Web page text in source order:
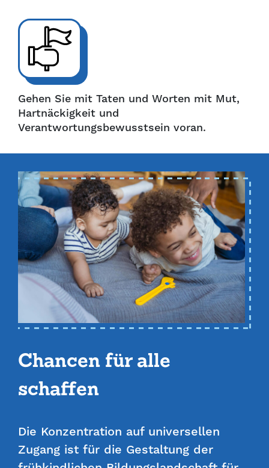
Gehen Sie mit Taten und Worten mit Mut,
Hartnäckigkeit und
Verantwortungsbewusstsein voran.
Chancen für alle
schaffen
Die Konzentration auf universellen
Zugang ist für die Gestaltung der